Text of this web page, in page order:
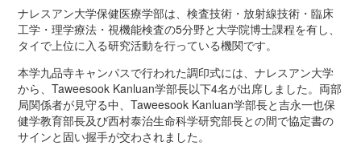
ナレスアン大学保健医療学部は、検査技術・放射線技術・臨床
工学・理学療法・視機能検査の5分野と大学院博士課程を有し、
タイで上位に入る研究活動を行っている機関です。
本学九品寺キャンパスで行われた調印式には、ナレスアン大学
から、Taweesook Kanluan学部長以下4名が出席しました。両部
局関係者が見守る中、Taweesook Kanluan学部長と吉永一也保
健学教育部長及び西村泰治生命科学研究部長との間で協定書の
サインと固い握手が交わされました。
入試のご案内
大学院生へ
学位申請について
学位論文審査基準について
事務手続き・各種証明書の発行等について
学事暦
医学部保健学科